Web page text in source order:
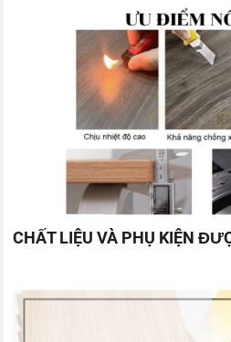
CHẤT LIỆU VÀ PHỤ KIỆN